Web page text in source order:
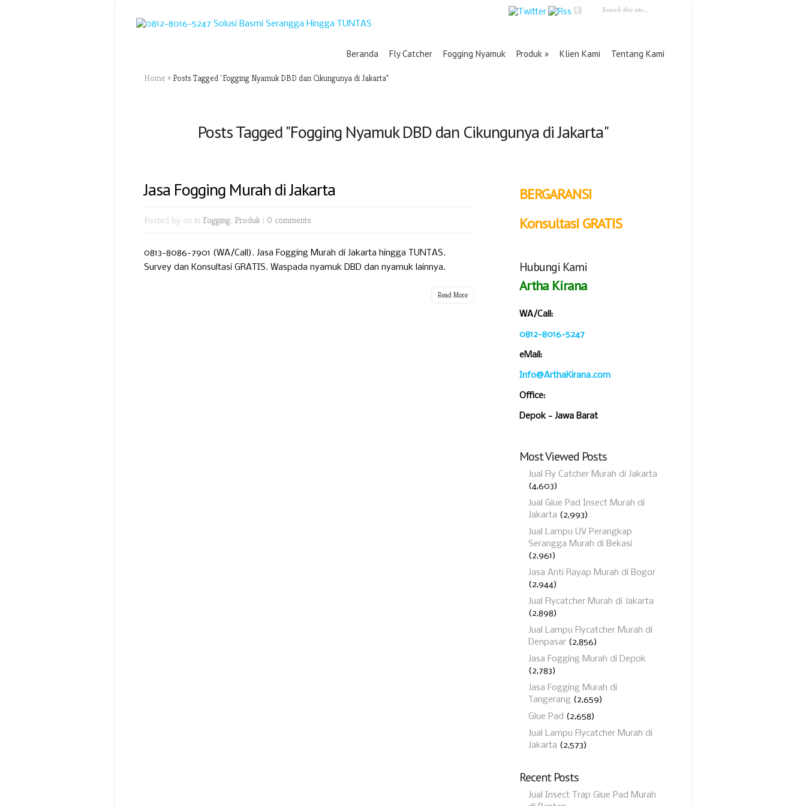
Beranda Fly Catcher Fogging Nyamuk Produk Klien Kami Tentang Kami
Home » Posts Tagged"Fogging Nyamuk DBD dan Cikungunya di Jakarta"
Posts Tagged "Fogging Nyamuk DBD dan Cikungunya di Jakarta"
Jasa Fogging Murah di Jakarta
Posted by on in Fogging, Produk | 0 comments
0813-8086-7901 (WA/Call). Jasa Fogging Murah di Jakarta hingga TUNTAS.
Survey dan Konsultasi GRATIS. Waspada nyamuk DBD dan nyamuk lainnya.
Read More
BERGARANSI
Konsultasi GRATIS
Hubungi Kami
Artha Kirana
WA/Call:
0812-8016-5247
eMail:
Info@ArthaKirana.com
Office:
Depok - Jawa Barat
Most Viewed Posts
Jual Fly Catcher Murah di Jakarta
(4,603)
Jual Glue Pad Insect Murah di
Jakarta (2,993)
Jual Lampu UV Perangkap
Serangga Murah di Bekasi
(2,961)
Jasa Anti Rayap Murah di Bogor
(2,944)
Jual Flycatcher Murah di Jakarta
(2,898)
Jual Lampu Flycatcher Murah di
Denpasar (2,856)
Jasa Fogging Murah di Depok
(2,783)
Jasa Fogging Murah di
Tangerang (2,659)
Glue Pad (2,658)
Jual Lampu Flycatcher Murah di
Jakarta (2,573)
Recent Posts
Jual Insect Trap Glue Pad Murah